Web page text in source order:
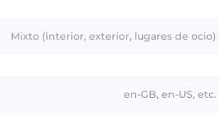
Mixto (interior, exterior, lugares de ocio)
en-GB, en-US, etc.